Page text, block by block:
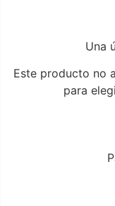
Una
Este producto no
para